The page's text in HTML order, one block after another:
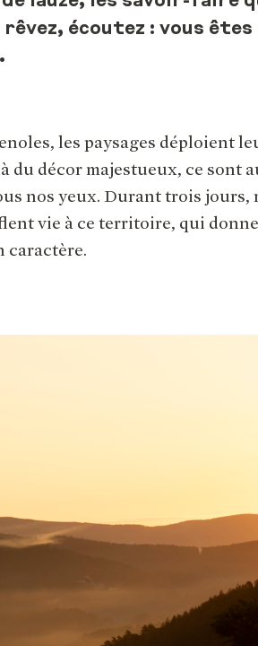
écoutez : vous êtes
les paysages déploient
décor majestueux, ce sont
nos yeux. Durant trois jours,
vie à ce territoire, qui
caractère.